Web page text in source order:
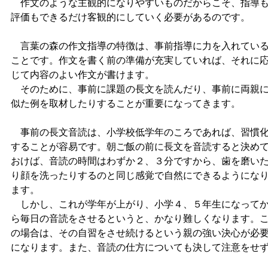
作文のような主観的になりやすいものだからこそ、指導
評価もできるだけ客観的にしていく必要があるのです。
言葉の森の作文指導の特徴は、事前指導に力を入れてい
ことです。作文を書く前の準備が充実していれば、それに
じて内容のよい作文が書けます。
そのために、事前に課題の長文を読んだり、事前に両親
似た例を取材したりすることが重要になってきます。
事前の長文音読は、小学校低学年のころであれば、習慣
することが容易です。朝ご飯の前に長文を音読すると決め
おけば、音読の時間はわずか２、３分ですから、歯を磨い
り顔を洗ったりするのと同じ感覚で自然にできるようにな
ます。
しかし、これが学年が上がり、小学４、５年生になって
ら毎日の音読をさせるというと、かなり難しくなります。
の場合は、その自習をさせ続けるという親の強い決心が必
になります。また、音読の仕方についても決して注意をせ